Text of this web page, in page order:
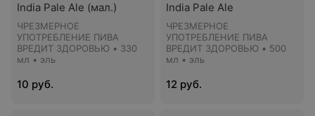
India Pale Ale (мал.)
ЧРЕЗМЕРНОЕ
УПОТРЕБЛЕНИЕ ПИВА
ВРЕДИТ ЗДОРОВЬЮ • 330
мл • эль
10 руб.
India Pale Ale
ЧРЕЗМЕРНОЕ
УПОТРЕБЛЕНИЕ ПИВА
ВРЕДИТ ЗДОРОВЬЮ • 500
мл • эль
12 руб.